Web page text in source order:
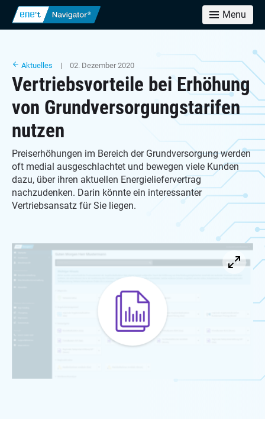
Menu
Aktuelles | 02. Dezember 2020
Vertriebsvorteile bei Erhöhung
von Grundversorgungstarifen
nutzen
Preiserhöhungen im Bereich der Grundversorgung werden
oft medial ausgeschlachtet und bewegen viele Kunden
dazu, über ihren aktuellen Energieliefervertrag
nachzudenken. Darin könnte ein interessanter
Vertriebsansatz für Sie liegen.